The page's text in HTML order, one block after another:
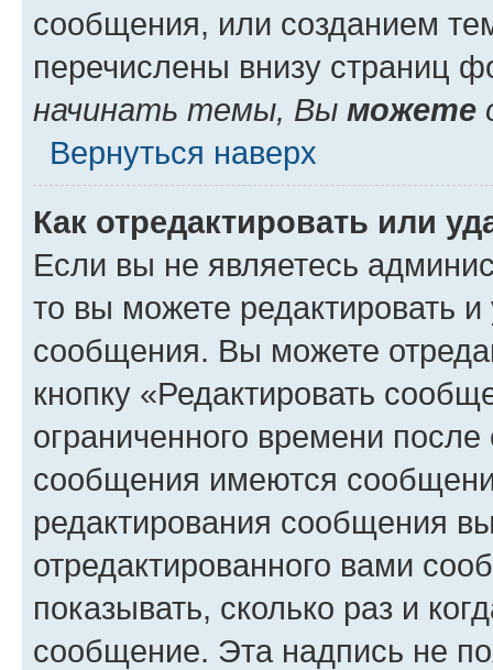
сообщения, или созданием
перечислены внизу страниц
начинать темы, Вы можете
Вернуться наверх
Как отредактировать или
Если вы не являетесь
то вы можете редактировать
сообщения. Вы можете
кнопку «Редактировать
ограниченного времени
сообщения имеются
редактирования сообщения
отредактированного вами
показывать, сколько раз и
сообщение. Эта надпись не